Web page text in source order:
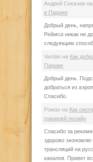
Андрей Секачев на
в Париже
Добрый день,
Реймса никак не
следующим
Vardan на Как
Париже
Добрый день.
добраться из
Спасибо.
Роман на Как
границей онлайн
Спасибо за
здорово
трансляций на
каналов. Привет